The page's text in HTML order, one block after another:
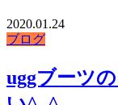
2020.01.24
ブログ
uggブーツ